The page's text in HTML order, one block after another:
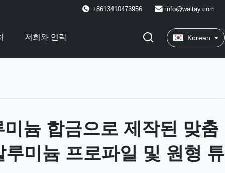
+8613410473956 info@waltay.com
저희와 연락 Korean
늄 합금으로 제작된 맞춤
루미늄 프로파일 및 원형 튜